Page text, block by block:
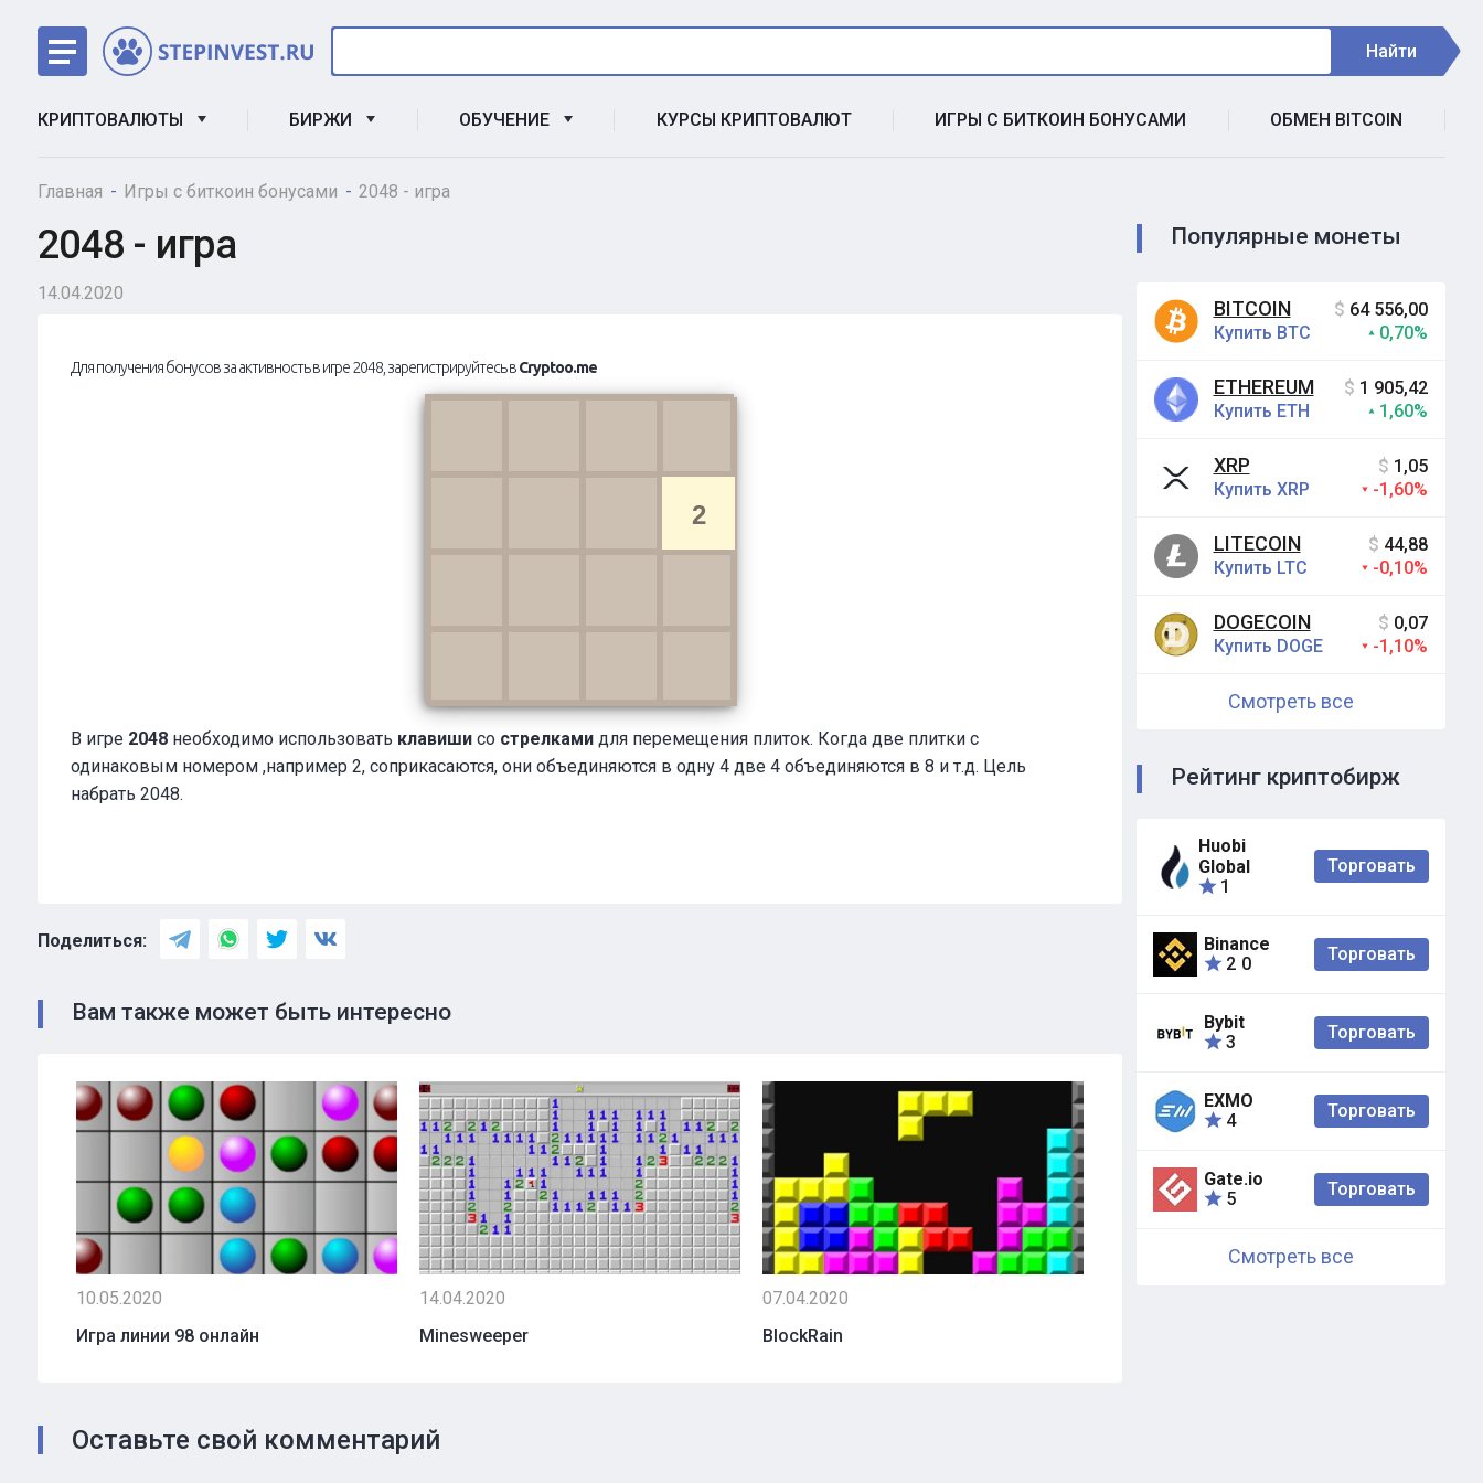
Найти
КРИПТОВАЛЮТЫ БИРЖИ ОБУЧЕНИЕ КУРСЫ КРИПТОВАЛЮТ ИГРЫ С БИТКОИН БОНУСАМИ ОБМЕН BITCOIN
Главная Игры с биткоин бонусами 2048 - игра
2048 - игра Популярные монеты
BITCOIN
Купить BTC
$ 64 556,00
0,70%
ETHEREUM
Купить ETH
$ 1 905,42
1,60%
XRP
Купить XRP
$ 1,05
-1,60%
LITECOIN
Купить LTC
$ 44,88
-0,10%
DOGECOIN
Купить DOGE
$ 0,07
-1,10%
Смотреть все
Рейтинг криптобирж
Huobi
Global
1
Торговать
Binance
2 0 Торговать
Bybit
3
Торговать
EXMO
4
Торговать
Gate.io
5
Торговать
Смотреть все
14.04.2020
Для получения бонусов за активность в игре 2048, зарегистрируйтесь вCryptoo.me
2
В игре2048 необходимо использовать клавишисо стрелкамидля перемещения плиток. Когда две плитки с
одинаковым номером ,например 2, соприкасаются, они объединяются в одну 4 две 4 объединяются в 8 и т.д. Цель
набрать 2048.
Поделиться:
Вам также может быть интересно
10.05.2020
Игра линии 98 онлайн
14.04.2020
Minesweeper
07.04.2020
BlockRain
Оставьте свой комментарий